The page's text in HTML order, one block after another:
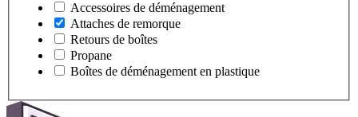
Accessoires de déménagement
Attaches de remorque
Retours de boîtes
Propane
Boîtes de déménagement en plastique